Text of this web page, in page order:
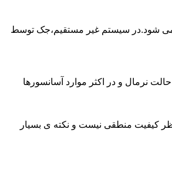
می شود.در سیستم غیر مستقیم،جک توسط
نرمال و در اکثر موارد آسانسورها
کیفیت منطقی نیست و نکته ی بسیار